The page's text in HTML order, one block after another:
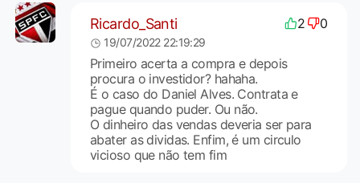
Ricardo_Santi 2 0
19/07/2022 22:19:29
Primeiro acerta a compra e depois
procura o investidor? hahaha.
É o caso do Daniel Alves. Contrata e
pague quando puder. Ou não.
O dinheiro das vendas deveria ser para
abater as dividas. Enfim, é um circulo
vicioso que não tem fim